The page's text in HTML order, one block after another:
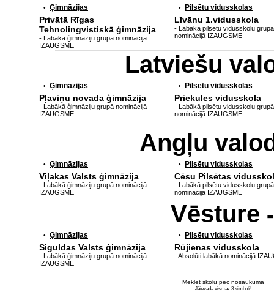
• Ģimnāzijas
Privātā Rīgas
Tehnolingvistiskā ģimnāzija
- Labākā ģimnāziju grupā nominācijā
IZAUGSME
• Pilsētu vidusskolas
Līvānu 1.vidusskola
- Labākā pilsētu vidusskolu grupā
nominācijā IZAUGSME
Latviešu
• Ģimnāzijas
Pļaviņu novada ģimnāzija
- Labākā ģimnāziju grupā nominācijā
IZAUGSME
• Pilsētu vidusskolas
Priekules vidusskola
- Labākā pilsētu vidusskolu grupā
nominācijā IZAUGSME
Angļu
• Ģimnāzijas
Viļakas Valsts ģimnāzija
- Labākā ģimnāziju grupā nominācijā
IZAUGSME
• Pilsētu vidusskolas
Cēsu Pilsētas
- Labākā pilsētu vidusskolu grupā
nominācijā IZAUGSME
Vēsture
• Ģimnāzijas
Siguldas Valsts ģimnāzija
- Labākā ģimnāziju grupā nominācijā
IZAUGSME
• Pilsētu vidusskolas
Rūjienas vidusskola
- Absolūti labākā nominācijā
Meklēt skolu pēc nosaukuma
Jāievada vismaz 3 simboli!